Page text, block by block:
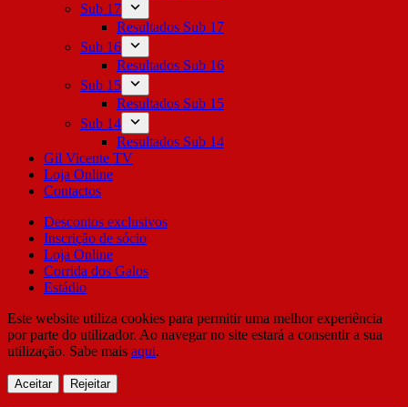
Sub 17
Resultados Sub 17
Sub 16
Resultados Sub 16
Sub 15
Resultados Sub 15
Sub 14
Resultados Sub 14
Gil Vicente TV
Loja Online
Contactos
Descontos exclusivos
Inscrição de sócio
Loja Online
Corrida dos Galos
Estádio
Este website utiliza cookies para permitir uma melhor experiência
por parte do utilizador. Ao navegar no site estará a consentir a sua
utilização. Sabe mais aqui.
Aceitar Rejeitar